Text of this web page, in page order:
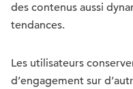
des contenus aussi
tendances.
Les utilisateurs
d’engagement sur